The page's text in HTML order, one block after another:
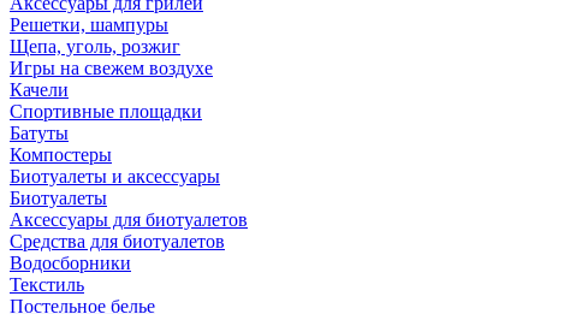
Решетки, шампуры
Щепа, уголь, розжиг
Игры на свежем воздухе
Качели
Спортивные площадки
Батуты
Компостеры
Биотуалеты и аксессуары
Биотуалеты
Аксессуары для биотуалетов
Средства для биотуалетов
Водосборники
Текстиль
Постельное белье